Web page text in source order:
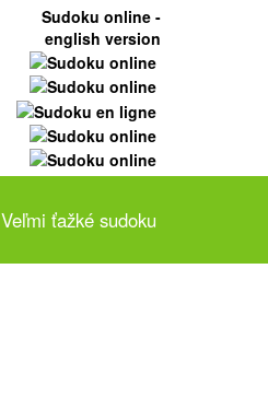
Veľmi ťažké sudoku